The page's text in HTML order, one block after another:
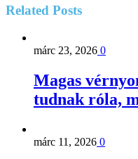
Related Posts
márc 23, 2026 0
Magas
tudnak róla,
márc 11, 2026 0